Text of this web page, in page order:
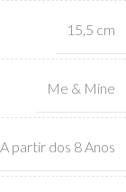
15,5 cm
Me & Mine
A partir dos 8 Anos